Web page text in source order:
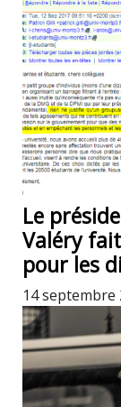
Le
Valéry
pour les
14 septembre